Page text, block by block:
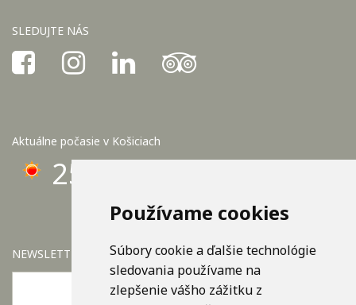
Používame cookies
Súbory cookie a ďalšie technológie
sledovania používame na
zlepšenie vášho zážitku z
SLEDUJTE NÁS
Aktuálne počasie v Košiciach
25°C
NEWSLETTER